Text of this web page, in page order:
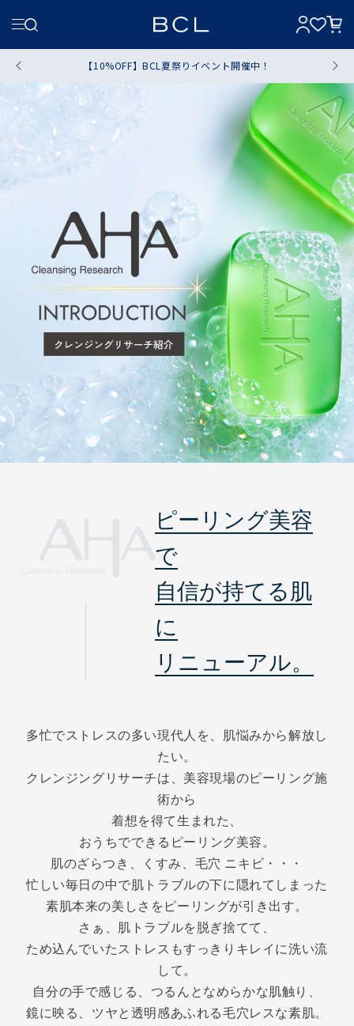
【10%OFF】BCL夏祭りイベント開催中！
ピーリング美容
で
自信が持てる肌
に
リニューアル。
多忙でストレスの多い現代人を、肌悩みから解放し
たい。
クレンジングリサーチは、美容現場のピーリング施
術から
着想を得て生まれた、
おうちでできるピーリング美容。
肌のざらつき、くすみ、毛穴 ニキビ・・・
忙しい毎日の中で肌トラブルの下に隠れてしまった
素肌本来の美しさをピーリングが引き出す。
さぁ、肌トラブルを脱ぎ捨てて、
ため込んでいたストレスもすっきりキレイに洗い流
して。
自分の手で感じる、つるんとなめらかな肌触り、
鏡に映る、ツヤと透明感あふれる毛穴レスな素肌。